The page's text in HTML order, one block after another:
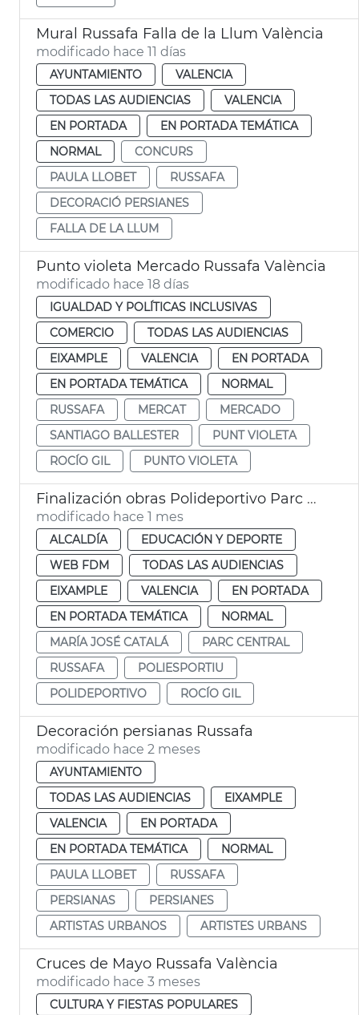
Mural Russafa Falla de la Llum València
modificado hace 11 días
AYUNTAMIENTO
VALENCIA
TODAS LAS AUDIENCIAS
VALENCIA
EN PORTADA
EN PORTADA TEMÁTICA
NORMAL
CONCURS
PAULA LLOBET
RUSSAFA
DECORACIÓ PERSIANES
FALLA DE LA LLUM
Punto violeta Mercado Russafa València
modificado hace 18 días
IGUALDAD Y POLÍTICAS INCLUSIVAS
COMERCIO
TODAS LAS AUDIENCIAS
EIXAMPLE
VALENCIA
EN PORTADA
EN PORTADA TEMÁTICA
NORMAL
RUSSAFA
MERCAT
MERCADO
SANTIAGO BALLESTER
PUNT VIOLETA
ROCÍO GIL
PUNTO VIOLETA
Finalización obras Polideportivo Parc Central València
modificado hace 1 mes
ALCALDÍA
EDUCACIÓN Y DEPORTE
WEB FDM
TODAS LAS AUDIENCIAS
EIXAMPLE
VALENCIA
EN PORTADA
EN PORTADA TEMÁTICA
NORMAL
MARÍA JOSÉ CATALÁ
PARC CENTRAL
RUSSAFA
POLIESPORTIU
POLIDEPORTIVO
ROCÍO GIL
Decoración persianas Russafa
modificado hace 2 meses
AYUNTAMIENTO
TODAS LAS AUDIENCIAS
EIXAMPLE
VALENCIA
EN PORTADA
EN PORTADA TEMÁTICA
NORMAL
PAULA LLOBET
RUSSAFA
PERSIANAS
PERSIANES
ARTISTAS URBANOS
ARTISTES URBANS
Cruces de Mayo Russafa València
modificado hace 3 meses
CULTURA Y FIESTAS POPULARES